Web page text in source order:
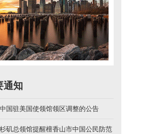
通知
国驻美国使领馆领区调整的公告
矶总领馆提醒檀香山市中国公民防范